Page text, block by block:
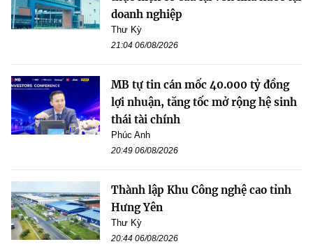
doanh nghiệp
Thư Kỳ
21:04 06/08/2026
MB tự tin cán mốc 40.000 tỷ đồng
lợi nhuận, tăng tốc mở rộng hệ sinh
thái tài chính
Phúc Anh
20:49 06/08/2026
Thành lập Khu Công nghệ cao tỉnh
Hưng Yên
Thư Kỳ
20:44 06/08/2026